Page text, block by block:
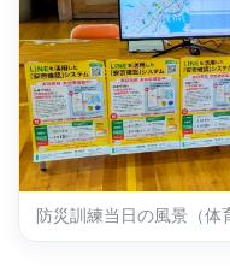
防災訓練当日の風景（体